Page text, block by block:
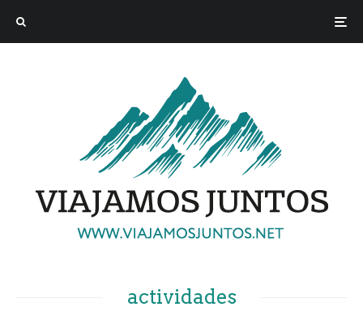
actividades